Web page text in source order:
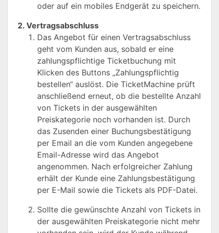
oder auf ein mobiles Endgerät zu speichern.
2. Vertragsabschluss
Das Angebot für einen Vertragsabschluss
geht vom Kunden aus, sobald er eine
zahlungspflichtige Ticketbuchung mit
Klicken des Buttons „Zahlungspflichtig
bestellen“ auslöst. Die TicketMachine prüft
anschließend erneut, ob die bestellte Anzahl
von Tickets in der ausgewählten
Preiskategorie noch vorhanden ist. Durch
das Zusenden einer Buchungsbestätigung
per Email an die vom Kunden angegebene
Email-Adresse wird das Angebot
angenommen. Nach erfolgreicher Zahlung
erhält der Kunde eine Zahlungsbestätigung
per E-Mail sowie die Tickets als PDF-Datei.
Sollte die gewünschte Anzahl von Tickets in
der ausgewählten Preiskategorie nicht mehr